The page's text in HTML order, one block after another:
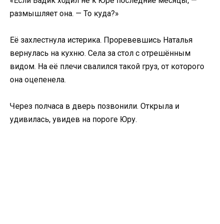
размышляет она. — То куда?»
Её захлестнула истерика. Проревевшись Наталья
вернулась на кухню. Села за стол с отрешённым
видом. На её плечи свалился такой груз, от которого
она оцепенела.
Через полчаса в дверь позвонили. Открыла и
удивилась, увидев на пороге Юру.